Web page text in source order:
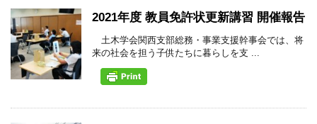
2021年度 教員免許状更新講習 開催報告
土木学会関西支部総務・事業支援幹事会では、将
来の社会を担う子供たちに暮らしを支 ...